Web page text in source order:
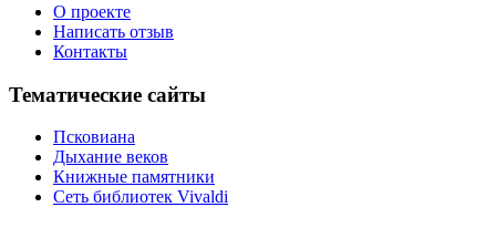
О проекте
Написать отзыв
Контакты
Тематические сайты
Псковиана
Дыхание веков
Книжные памятники
Сеть библиотек Vivaldi